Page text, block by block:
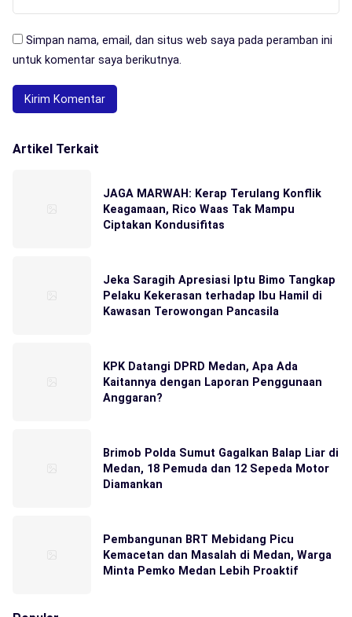
Simpan nama, email, dan situs web saya pada peramban ini
untuk komentar saya berikutnya.
Artikel Terkait
JAGA MARWAH: Kerap Terulang Konflik
Keagamaan, Rico Waas Tak Mampu
Ciptakan Kondusifitas
Jeka Saragih Apresiasi Iptu Bimo Tangkap
Pelaku Kekerasan terhadap Ibu Hamil di
Kawasan Terowongan Pancasila
KPK Datangi DPRD Medan, Apa Ada
Kaitannya dengan Laporan Penggunaan
Anggaran?
Brimob Polda Sumut Gagalkan Balap Liar di
Medan, 18 Pemuda dan 12 Sepeda Motor
Diamankan
Pembangunan BRT Mebidang Picu
Kemacetan dan Masalah di Medan, Warga
Minta Pemko Medan Lebih Proaktif